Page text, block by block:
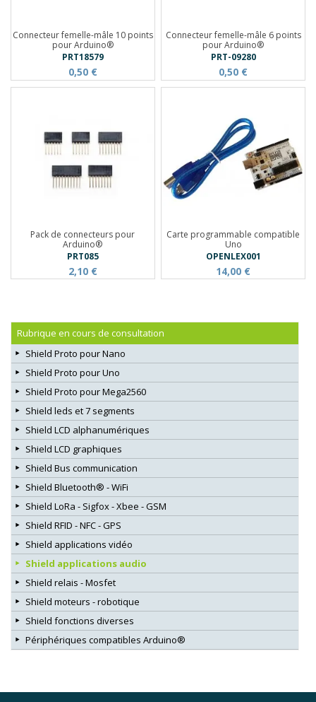
Connecteur femelle-mâle 10 points
pour Arduino®
PRT18579
0,50 €
Connecteur femelle-mâle 6 points
pour Arduino®
PRT-09280
0,50 €
Pack de connecteurs pour
Arduino®
PRT085
2,10 €
Carte programmable compatible
Uno
OPENLEX001
14,00 €
Rubrique en cours de consultation
Shield Proto pour Nano
Shield Proto pour Uno
Shield Proto pour Mega2560
Shield leds et 7 segments
Shield LCD alphanumériques
Shield LCD graphiques
Shield Bus communication
Shield Bluetooth® - WiFi
Shield LoRa - Sigfox - Xbee - GSM
Shield RFID - NFC - GPS
Shield applications vidéo
Shield applications audio
Shield relais - Mosfet
Shield moteurs - robotique
Shield fonctions diverses
Périphériques compatibles Arduino®